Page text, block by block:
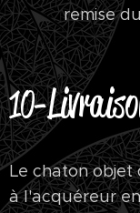
remise
10-
Le chaton objet
à l'acquéreur